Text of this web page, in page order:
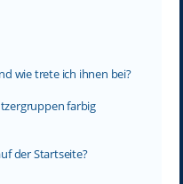
wie trete ich ihnen bei?
farbig
der Startseite?